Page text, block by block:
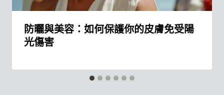
防曬與美容：如何保護你的皮膚免受陽
光傷害